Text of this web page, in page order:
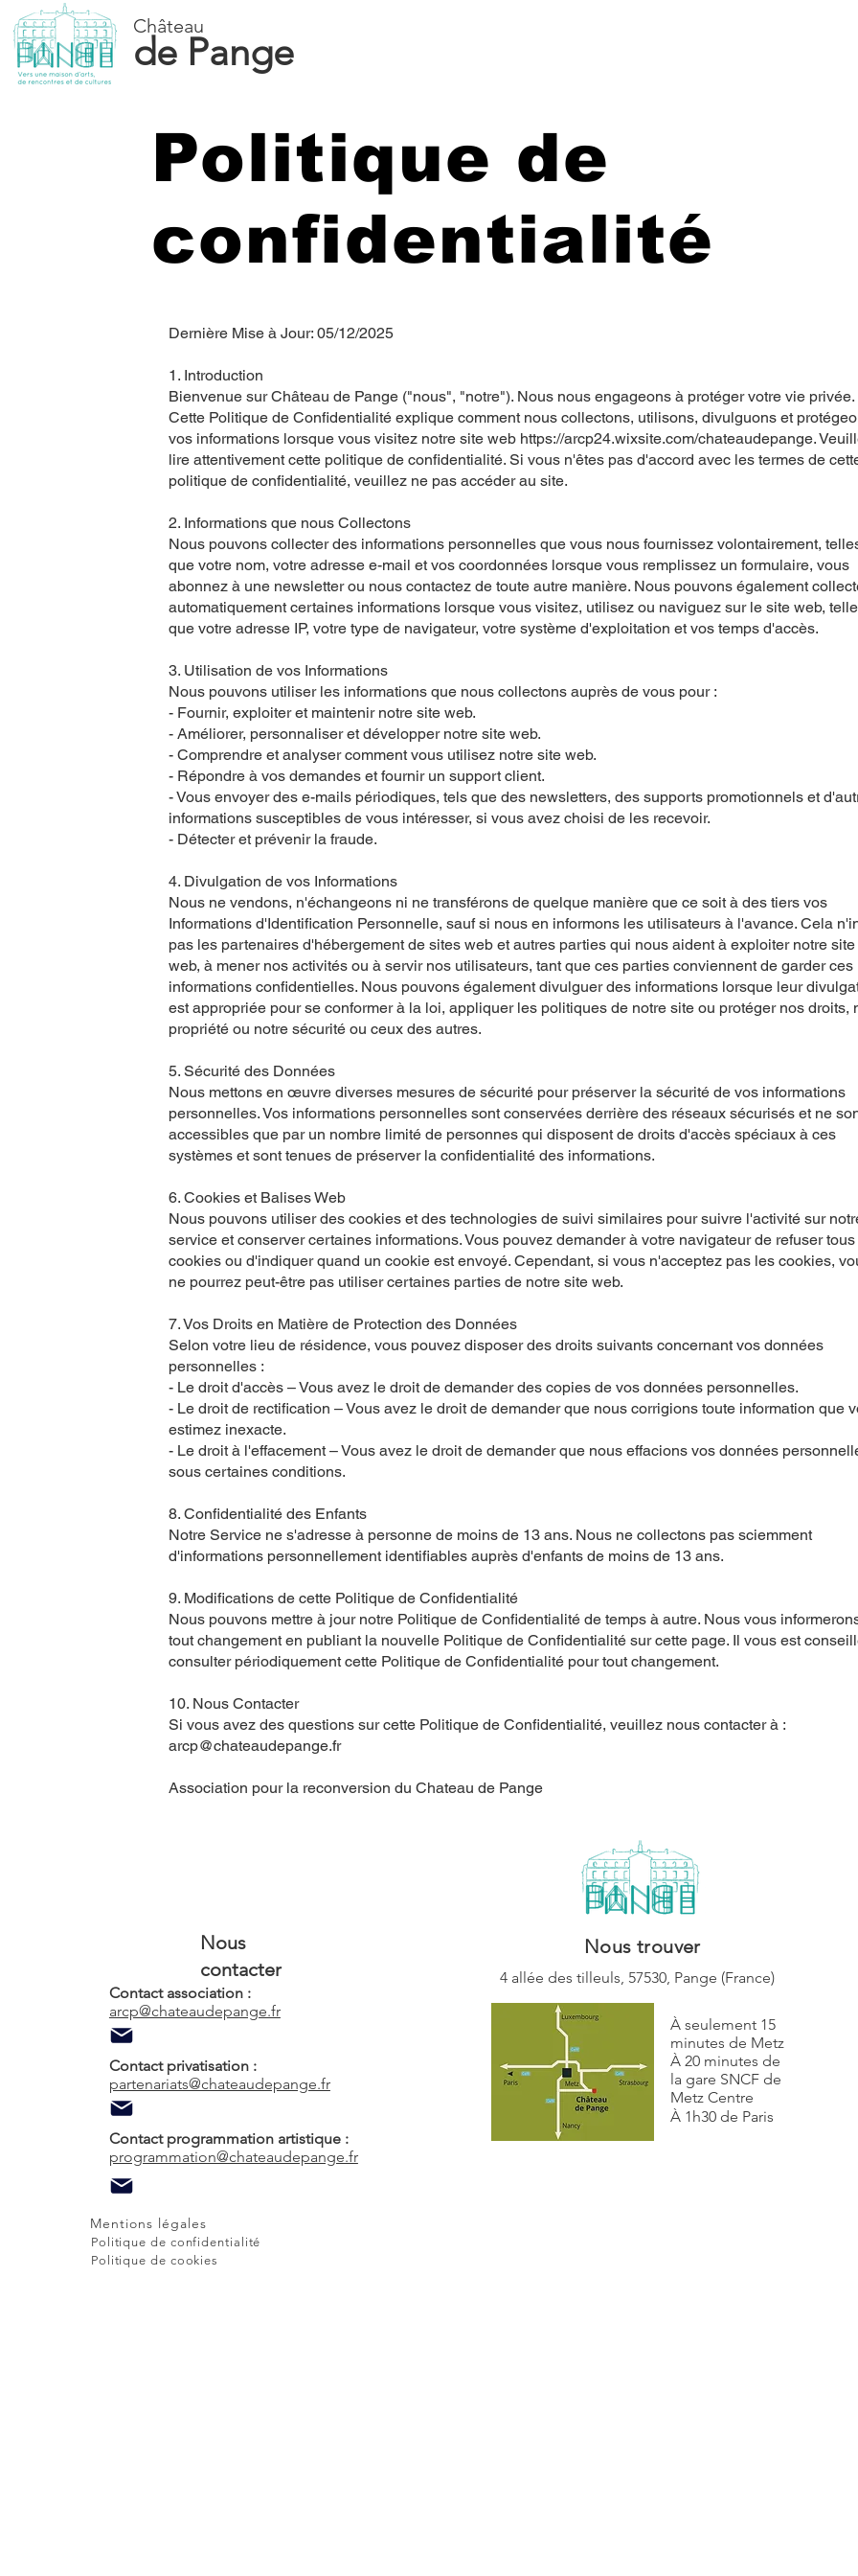
Château
de Pange
Politique de
confidentialité
Dernière Mise à Jour: 05/12/2025
1. Introduction
Bienvenue sur Château de Pange ("nous", "notre"). Nous nous engageons à protéger votre vie privée.
Cette Politique de Confidentialité explique comment nous collectons, utilisons, divulguons et
vos informations lorsque vous visitez notre site web https://arcp24.wixsite.com/chateaudepange.
lire attentivement cette politique de confidentialité. Si vous n'êtes pas d'accord avec les termes de
politique de confidentialité, veuillez ne pas accéder au site.
2. Informations que nous Collectons
Nous pouvons collecter des informations personnelles que vous nous fournissez volontairement,
que votre nom, votre adresse e-mail et vos coordonnées lorsque vous remplissez un formulaire, vous
abonnez à une newsletter ou nous contactez de toute autre manière. Nous pouvons également
automatiquement certaines informations lorsque vous visitez, utilisez ou naviguez sur le site web,
que votre adresse IP, votre type de navigateur, votre système d'exploitation et vos temps d'accès.
3. Utilisation de vos Informations
Nous pouvons utiliser les informations que nous collectons auprès de vous pour :
- Fournir, exploiter et maintenir notre site web.
- Améliorer, personnaliser et développer notre site web.
- Comprendre et analyser comment vous utilisez notre site web.
- Répondre à vos demandes et fournir un support client.
- Vous envoyer des e-mails périodiques, tels que des newsletters, des supports promotionnels et
informations susceptibles de vous intéresser, si vous avez choisi de les recevoir.
- Détecter et prévenir la fraude.
4. Divulgation de vos Informations
Nous ne vendons, n'échangeons ni ne transférons de quelque manière que ce soit à des tiers vos
Informations d'Identification Personnelle, sauf si nous en informons les utilisateurs à l'avance. Cela
pas les partenaires d'hébergement de sites web et autres parties qui nous aident à exploiter notre site
web, à mener nos activités ou à servir nos utilisateurs, tant que ces parties conviennent de garder ces
informations confidentielles. Nous pouvons également divulguer des informations lorsque leur
est appropriée pour se conformer à la loi, appliquer les politiques de notre site ou protéger nos droits,
propriété ou notre sécurité ou ceux des autres.
5. Sécurité des Données
Nous mettons en œuvre diverses mesures de sécurité pour préserver la sécurité de vos informations
personnelles. Vos informations personnelles sont conservées derrière des réseaux sécurisés et ne
accessibles que par un nombre limité de personnes qui disposent de droits d'accès spéciaux à ces
systèmes et sont tenues de préserver la confidentialité des informations.
6. Cookies et Balises Web
Nous pouvons utiliser des cookies et des technologies de suivi similaires pour suivre l'activité sur
service et conserver certaines informations. Vous pouvez demander à votre navigateur de refuser
cookies ou d'indiquer quand un cookie est envoyé. Cependant, si vous n'acceptez pas les cookies,
ne pourrez peut-être pas utiliser certaines parties de notre site web.
7. Vos Droits en Matière de Protection des Données
Selon votre lieu de résidence, vous pouvez disposer des droits suivants concernant vos données
personnelles :
- Le droit d'accès – Vous avez le droit de demander des copies de vos données personnelles.
- Le droit de rectification – Vous avez le droit de demander que nous corrigions toute information que
estimez inexacte.
- Le droit à l'effacement – Vous avez le droit de demander que nous effacions vos données
sous certaines conditions.
8. Confidentialité des Enfants
Notre Service ne s'adresse à personne de moins de 13 ans. Nous ne collectons pas sciemment
d'informations personnellement identifiables auprès d'enfants de moins de 13 ans.
9. Modifications de cette Politique de Confidentialité
Nous pouvons mettre à jour notre Politique de Confidentialité de temps à autre. Nous vous
tout changement en publiant la nouvelle Politique de Confidentialité sur cette page. Il vous est
consulter périodiquement cette Politique de Confidentialité pour tout changement.
10. Nous Contacter
Si vous avez des questions sur cette Politique de Confidentialité, veuillez nous contacter à :
arcp@chateaudepange.fr
Association pour la reconversion du Chateau de Pange
Nous
contacter
Contact association :
arcp@chateaudepange.fr
Contact privatisation :
partenariats@chateaudepange.fr
Contact programmation artistique :
programmation@chateaudepange.fr
Mentions légales
Politique de confidentialité
Politique de cookies
Nous trouver
4 allée des tilleuls, 57530, Pange (France)
À seulement 15
minutes de Metz
À 20 minutes de
la gare SNCF de
Metz Centre
À 1h30 de Paris